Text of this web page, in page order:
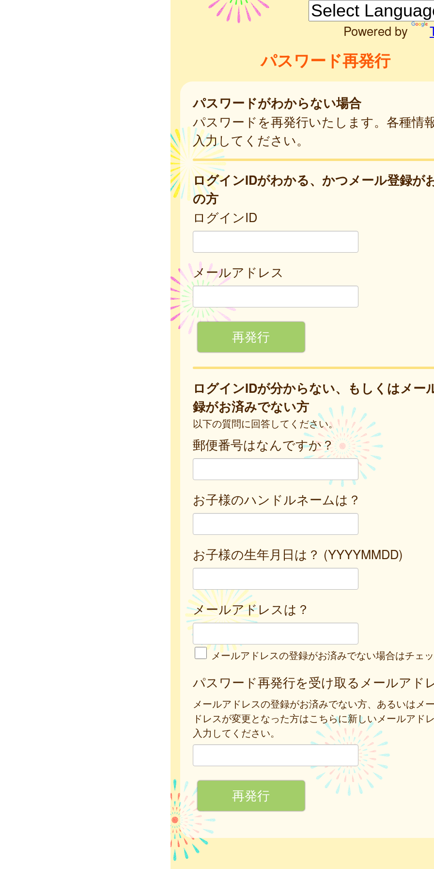
Powered by
パスワード再発行
パスワードがわからない場合
パスワードを再発行いたします。各種情
入力してください。
ログインIDがわかる、かつメール登録が
の方
ログインID
メールアドレス
ログインIDが分からない、もしくはメー
録がお済みでない方
以下の質問に回答してください。
郵便番号はなんですか？
お子様のハンドルネームは？
お子様の生年月日は？ (YYYYMMDD)
メールアドレスは？
メールアドレスの登録がお済みでない場合はチェ
パスワード再発行を受け取るメールアド
メールアドレスの登録がお済みでない方、あるいはメ
ドレスが変更となった方はこちらに新しいメールアド
入力してください。